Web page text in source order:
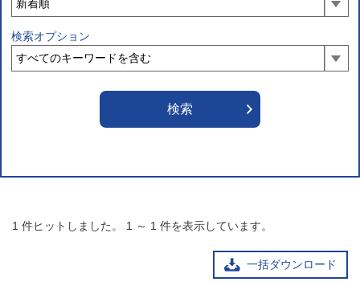
検索オプション
1 件ヒットしました。 1 ～ 1 件を表示しています。
一括ダウンロード